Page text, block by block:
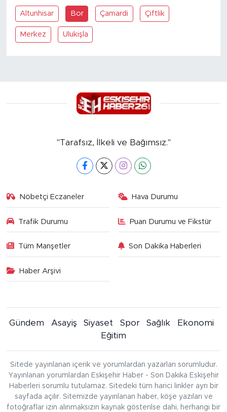
Altunhisar Bor Çamardi Çiftlik
Merkez Ulukişla
"Tarafsız, İlkeli ve Bağımsız."
Nöbetçi Eczaneler Hava Durumu
Trafik Durumu Puan Durumu ve Fikstür
Tüm Manşetler Son Dakika Haberleri
Haber Arşivi
Gündem Asayiş Siyaset Spor Sağlık
Ekonomi
Eğitim
Sitede yayınlanan içerik ve yorumlardan yazarları sorumludur.
Yayınlanan yorumlardan Eskişehir Haber - Son Dakika Eskişehir
Haberleri sorumlu tutulamaz. Sitedeki tüm harici linkler ayrı bir
sayfada açılır. Sitemizde yayınlanan haber, köşe yazıları ve
fotoğraflar izin alınmaksızın kaynak gösterilse dahi, herhangi bir